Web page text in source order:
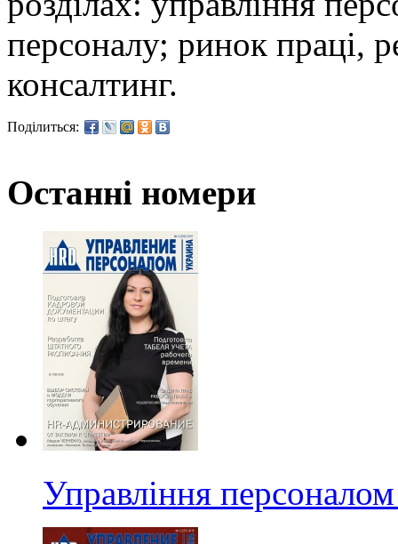
персоналу; ринок праці,
консалтинг.
Поділиться:
Останні номери
Управління